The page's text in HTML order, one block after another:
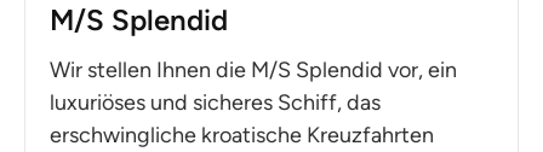
M/S Splendid
Wir stellen Ihnen die M/S Splendid vor, ein
luxuriöses und sicheres Schiff, das
erschwingliche kroatische Kreuzfahrten